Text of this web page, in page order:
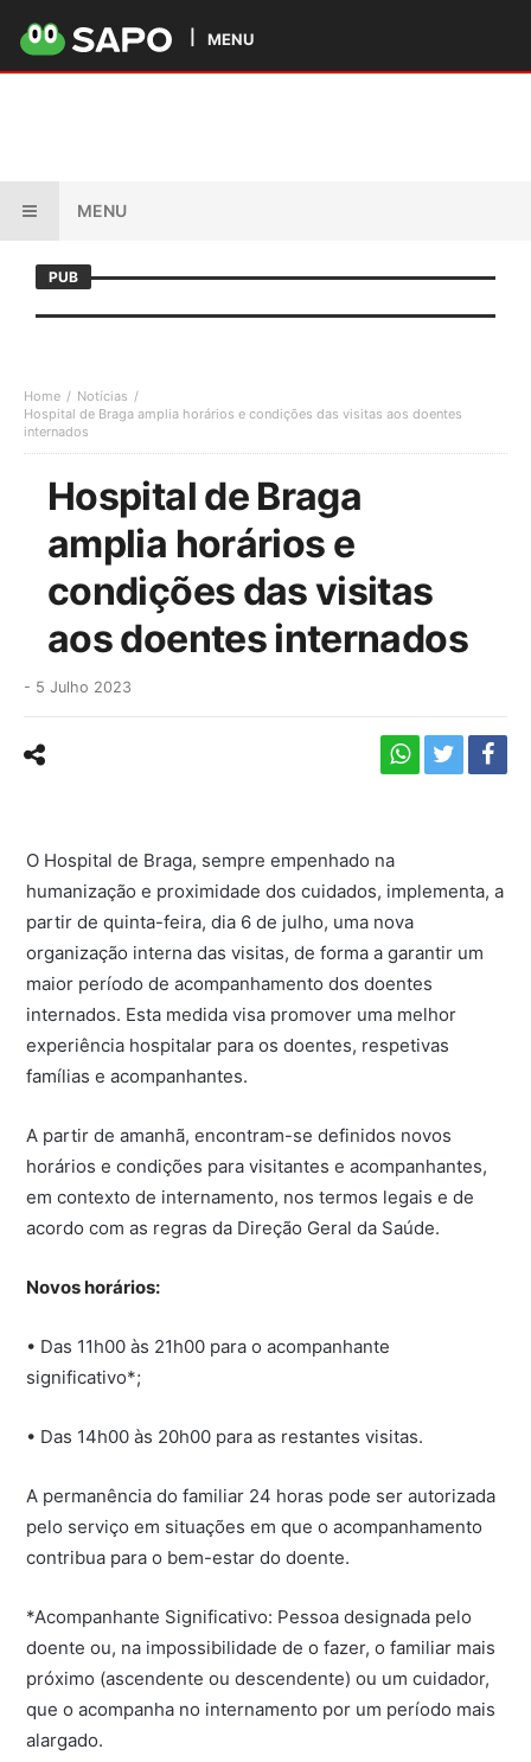
MENU
MENU
PUB
Home
Notícias
Hospital de Braga amplia horários e condições das visitas aos doentes
internados
Hospital de Braga
amplia horários e
condições das visitas
aos doentes internados
- 5 Julho 2023
O Hospital de Braga, sempre empenhado na
humanização e proximidade dos cuidados, implementa, a
partir de quinta-feira, dia 6 de julho, uma nova
organização interna das visitas, de forma a garantir um
maior período de acompanhamento dos doentes
internados. Esta medida visa promover uma melhor
experiência hospitalar para os doentes, respetivas
famílias e acompanhantes.
A partir de amanhã, encontram-se definidos novos
horários e condições para visitantes e acompanhantes,
em contexto de internamento, nos termos legais e de
acordo com as regras da Direção Geral da Saúde.
Novos horários:
• Das 11h00 às 21h00 para o acompanhante
significativo*;
• Das 14h00 às 20h00 para as restantes visitas.
A permanência do familiar 24 horas pode ser autorizada
pelo serviço em situações em que o acompanhamento
contribua para o bem-estar do doente.
*Acompanhante Significativo: Pessoa designada pelo
doente ou, na impossibilidade de o fazer, o familiar mais
próximo (ascendente ou descendente) ou um cuidador,
que o acompanha no internamento por um período mais
alargado.